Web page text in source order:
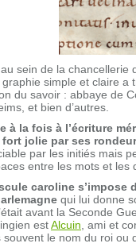
sein de la chancellerie
simple et claire
du savoir : abbaye de
et bien d’autres.
à la fois à l’écriture
fort jolie par ses
par les initiés mais
entre les mots et
caroline s’impose
qui lui donne
avant la Seconde
estAlcuin, ami et
le nom du roi ou